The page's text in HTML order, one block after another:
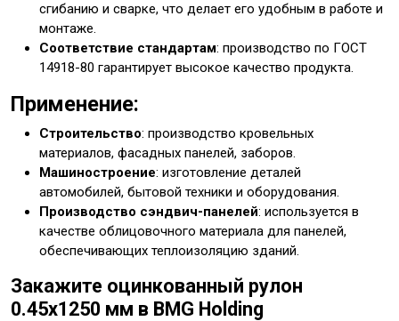
сгибанию и сварке, что делает его удобным в работе и
монтаже.
Соответствие стандартам: производство по ГОСТ
14918-80 гарантирует высокое качество продукта.
Применение:
Строительство: производство кровельных
материалов, фасадных панелей, заборов.
Машиностроение: изготовление деталей
автомобилей, бытовой техники и оборудования.
Производство сэндвич-панелей: используется в
качестве облицовочного материала для панелей,
обеспечивающих теплоизоляцию зданий.
Закажите оцинкованный рулон
0.45x1250 мм в BMG Holding